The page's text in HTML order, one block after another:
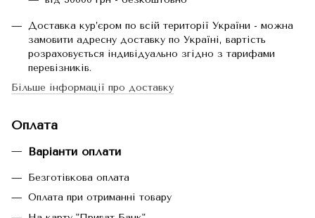
Доставка кур’єром по всій території України - можна
замовити адресну доставку по Україні, вартість
розраховується індивідуально згідно з тарифами
перевізників.
Більше інформації про доставку
Оплата
Варіанти оплати
Безготівкова оплата
Оплата при отриманні товару